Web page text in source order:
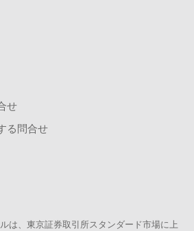
せ
る問合せ
は、東京証券取引所スタンダード市場に上